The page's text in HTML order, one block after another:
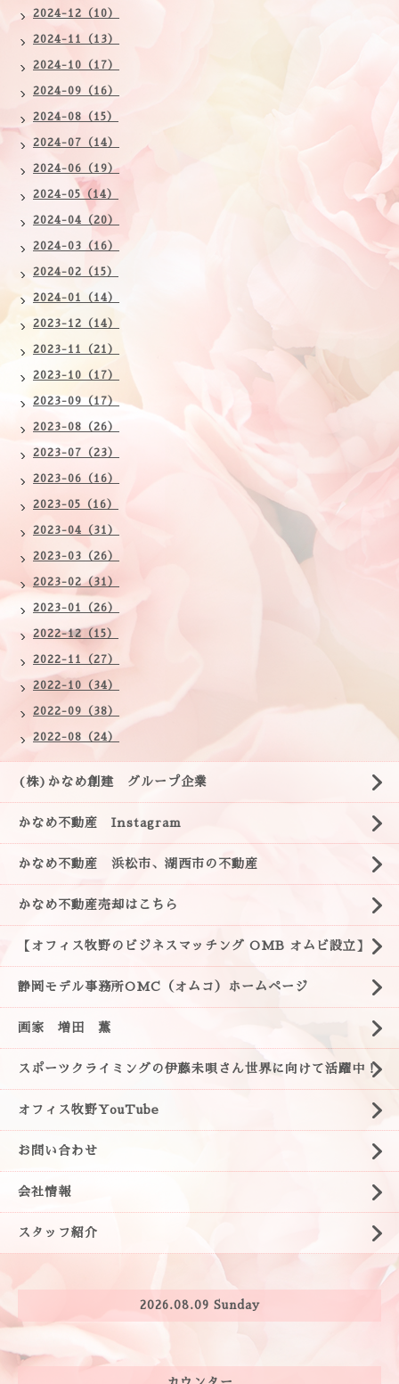
2024-12（10）
2024-11（13）
2024-10（17）
2024-09（16）
2024-08（15）
2024-07（14）
2024-06（19）
2024-05（14）
2024-04（20）
2024-03（16）
2024-02（15）
2024-01（14）
2023-12（14）
2023-11（21）
2023-10（17）
2023-09（17）
2023-08（26）
2023-07（23）
2023-06（16）
2023-05（16）
2023-04（31）
2023-03（26）
2023-02（31）
2023-01（26）
2022-12（15）
2022-11（27）
2022-10（34）
2022-09（38）
2022-08（24）
(株)かなめ創建 グループ企業
かなめ不動産 Instagram
かなめ不動産 浜松市、湖西市の不動産
かなめ不動産売却はこちら
【オフィス牧野のビジネスマッチング OMB オムビ設立】
静岡モデル事務所OMC（オムコ）ホームページ
画家 増田 薫
スポーツクライミングの伊藤未唄さん世界に向けて活躍中！
オフィス牧野YouTube
お問い合わせ
会社情報
スタッフ紹介
2026.08.09 Sunday